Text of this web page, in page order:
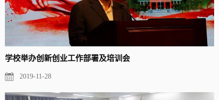
学校举办创新创业工作部署及培训会
2019-11-28